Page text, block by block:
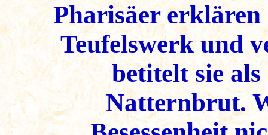
Pharisäer erklären
Teufelswerk und
betitelt sie
Natternbrut.